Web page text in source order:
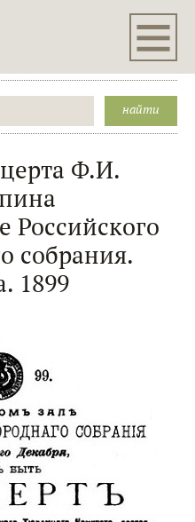
Ф.И.
Российского
собрания.
1899